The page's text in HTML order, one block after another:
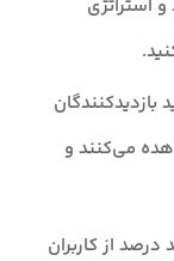
استراتژی
بازدیدکنندگان
می‌کنند و
درصد از کاربران